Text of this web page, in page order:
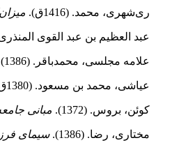
ری‌شهری، محمد. (1416ق).
عبد العظیم بن عبد القوی المنذری،
علامه مجلسی، محمدباقر. (1386).
عیاشى، محمد بن مسعود. (1380ق).
کوئن، بروس. (1372). مبانی
مختاری، رضا. (1386). سیمای